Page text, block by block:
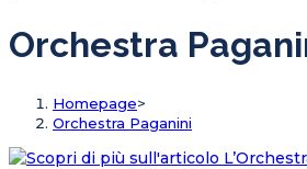
Orchestra
Homepage>
Orchestra Paganini